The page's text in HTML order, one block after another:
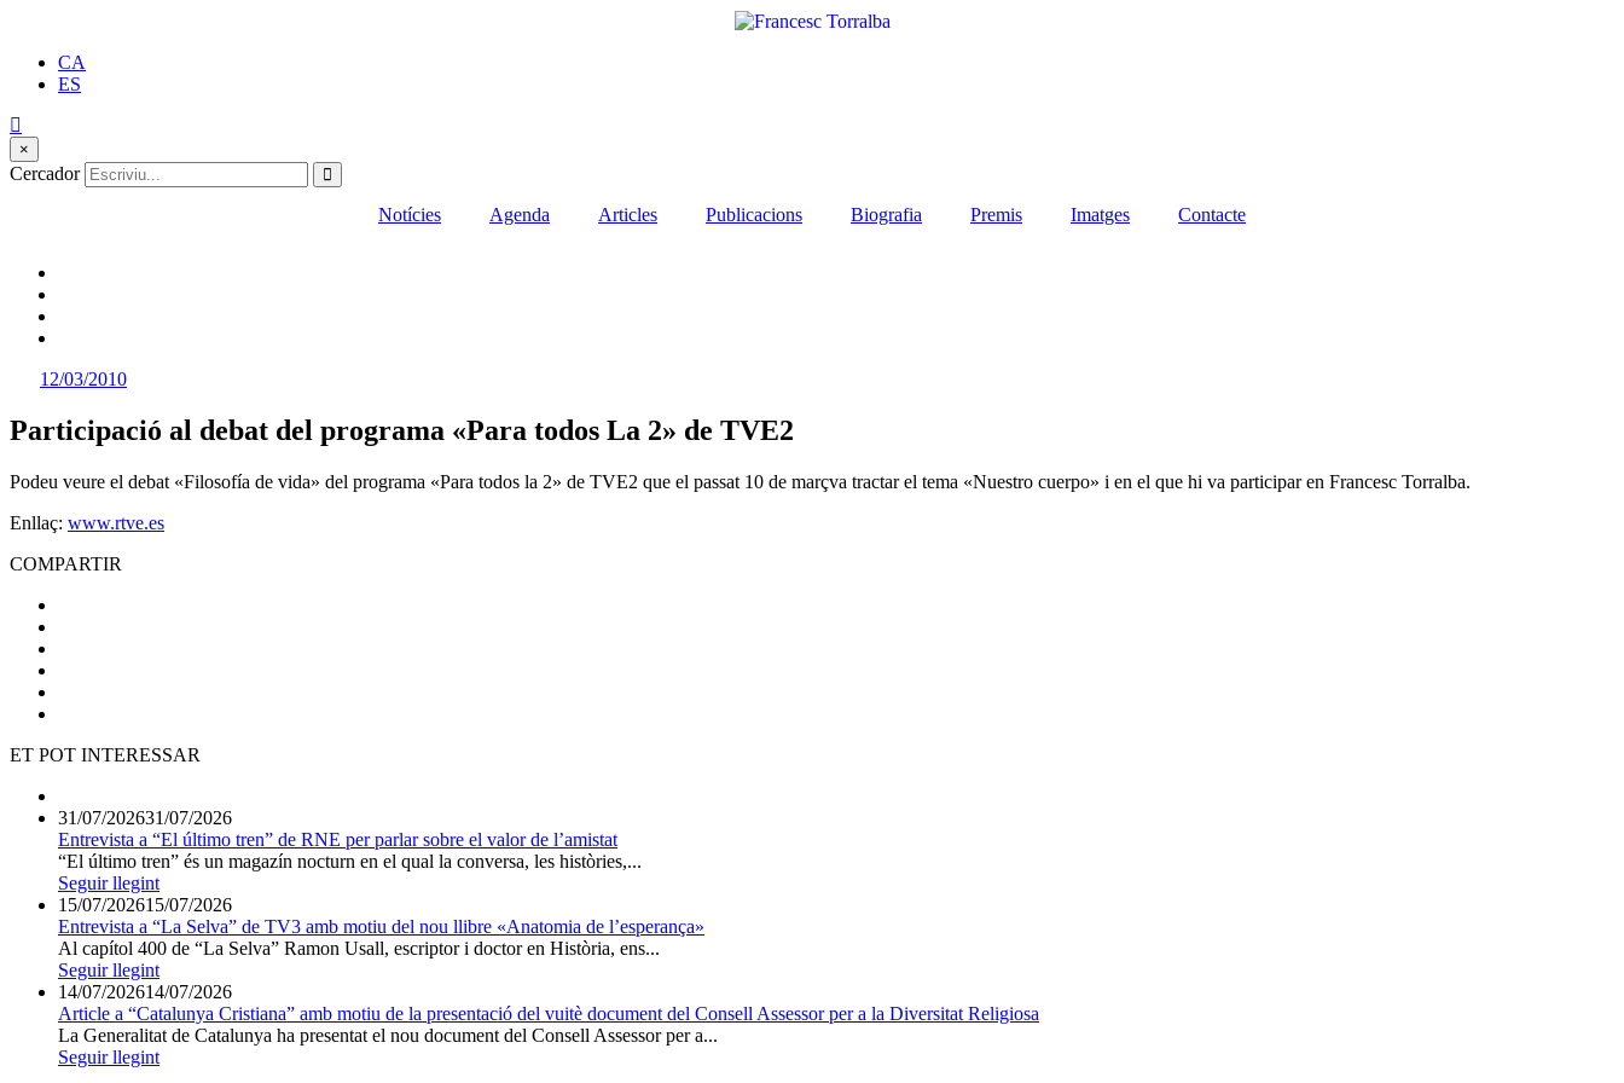
CA
ES
×
Cercador
Notícies
Agenda Articles Publicacions Biografia Premis Imatges Contacte
12/03/2010
Participació al debat del programa «Para todos La 2» de TVE2
Podeu veure el debat «Filosofía de vida» del programa «Para todos la 2» de TVE2 que el passat 10 de marçva tractar el tema «Nuestro cuerpo» i en el que hi va participar en Francesc Torralba.
Enllaç: www.rtve.es
COMPARTIR
ET POT INTERESSAR
31/07/202631/07/2026
Entrevista a “El último tren” de RNE per parlar sobre el valor de l’amistat
“El último tren” és un magazín nocturn en el qual la conversa, les històries,...
Seguir llegint
15/07/202615/07/2026
Entrevista a “La Selva” de TV3 amb motiu del nou llibre «Anatomia de l’esperança»
Al capítol 400 de “La Selva” Ramon Usall, escriptor i doctor en Història, ens...
Seguir llegint
14/07/202614/07/2026
Article a “Catalunya Cristiana” amb motiu de la presentació del vuitè document del Consell Assessor per a la Diversitat Religiosa
La Generalitat de Catalunya ha presentat el nou document del Consell Assessor per a...
Seguir llegint